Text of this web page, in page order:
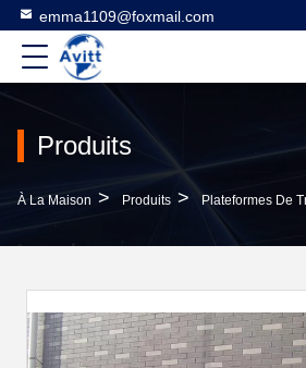
emma1109@foxmail.com
Produits
À La Maison > Produits > Plateformes De